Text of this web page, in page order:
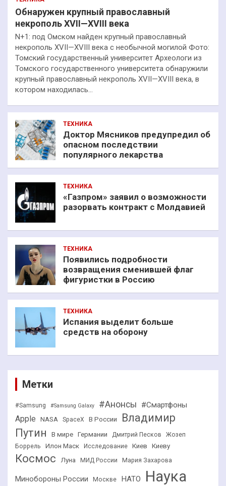
Обнаружен крупный православный
некрополь XVII—XVIII века
N+1: под Омском найден крупный православный
некрополь XVII—XVIII века с необычной могилой Фото:
Томский государственный университет Археологи из
Томского государственного университета обнаружили
крупный православный некрополь XVII—XVIII века, в
котором находилась…
ТЕХНИКА
Доктор Мясников предупредил об
опасном последствии
популярного лекарства
ТЕХНИКА
«Газпром» заявил о возможности
разорвать контракт с Молдавией
ТЕХНИКА
Появились подробности
возвращения сменившей флаг
фигуристки в Россию
ТЕХНИКА
Испания выделит больше
средств на оборону
Метки
#Samsung #Samsung Galaxy #Анонсы #Смартфоны
Apple NASA SpaceX В России
Владимир
Путин
В мире Германии Дмитрий Песков
Жозеп
Боррель
Илон Маск Исследование Киев Киеву
Космос Луна МИД России Мария Захарова
Минобороны России Москве НАТО Наука